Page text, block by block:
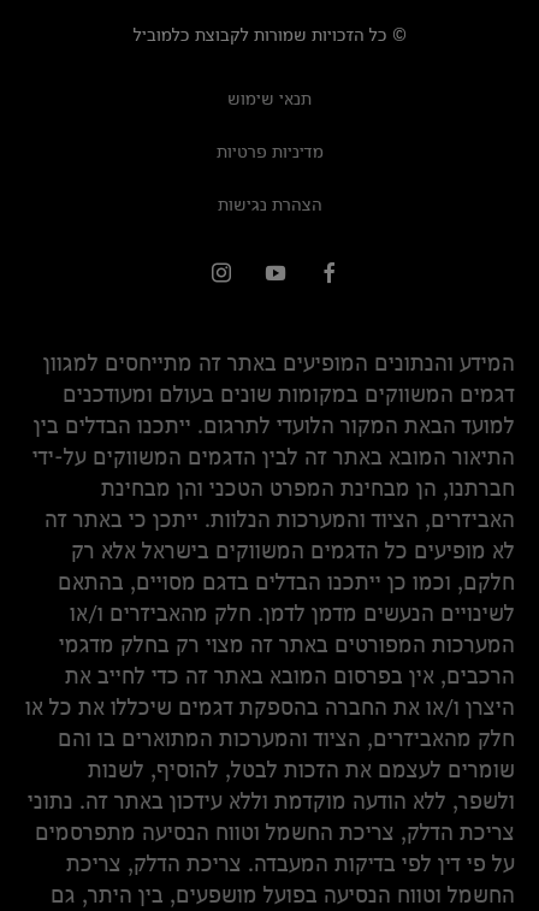
© כל הזכויות שמורות לקבוצת כלמוביל
תנאי שימוש
מדיניות פרטיות
הצהרת נגישות
המידע והנתונים המופיעים באתר זה מתייחסים למגוון
דגמים המשווקים במקומות שונים בעולם ומעודכנים
למועד הבאת המקור הלועדי לתרגום. ייתכנו הבדלים בין
התיאור המובא באתר זה לבין הדגמים המשווקים על-ידי
חברתנו, הן מבחינת המפרט הטכני והן מבחינת
האביזרים, הציוד והמערכות הנלוות. ייתכן כי באתר זה
לא מופיעים כל הדגמים המשווקים בישראל אלא רק
חלקם, וכמו כן ייתכנו הבדלים בדגם מסויים, בהתאם
לשינויים הנעשים מדמן לדמן. חלק מהאביזרים ו/או
המערכות המפורטים באתר זה מצוי רק בחלק מדגמי
הרכבים, אין בפרסום המובא באתר זה כדי לחייב את
היצרן ו/או את החברה בהספקת דגמים שיכללו את כל או
חלק מהאביזרים, הציוד והמערכות המתוארים בו והם
שומרים לעצמם את הזכות לבטל, להוסיף, לשנות
ולשפר, ללא הודעה מוקדמת וללא עידכון באתר זה. נתוני
צריכת הדלק, צריכת החשמל וטווח הנסיעה מתפרסמים
על פי דין לפי בדיקות המעבדה. צריכת הדלק, צריכת
החשמל וטווח הנסיעה בפועל מושפעים, בין היתר, גם